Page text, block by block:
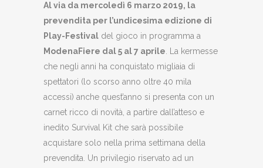
Al via da mercoledì 6 marzo 2019, la
prevendita per l’undicesima edizione di
Play-Festival del gioco in programma a
ModenaFiere dal 5 al 7 aprile . La kermesse
che negli anni ha conquistato migliaia di
spettatori (lo scorso anno oltre 40 mila
accessi) anche quest’anno si presenta con un
carnet ricco di novità, a partire dall’atteso e
inedito Survival Kit che sarà possibile
acquistare solo nella prima settimana della
prevendita. Un privilegio riservato ad un